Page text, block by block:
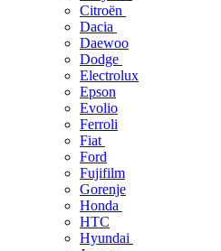
Citroën
Dacia
Daewoo
Dodge
Electrolux
Epson
Evolio
Ferroli
Fiat
Ford
Fujifilm
Gorenje
Honda
HTC
Hyundai